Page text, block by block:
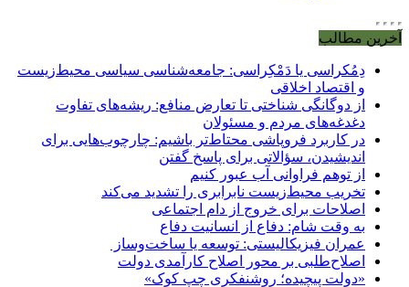
آخرین مطالب
دِمُکراسی یا دَمْکِراسی: جامعه‌شناسی سیاسی محیط‌زیست
و اقتصاد اخلاقی
از دوگانگی شناختی تا تعارض منافع: ریشه‌های تفاوت
دغدغه‌های مردم و مسئولان
در کاربرد فروپاشی محتاط‌تر باشیم: چارچوب‌هایی برای
اندیشیدن، سؤالاتی برای پاسخ گفتن
از توهم فراوانی آب عبور کنیم
تخریب محیط‌زیست نابرابری را تشدید می‌کند
اصلاحات برای خروج از دام اجتماعی
به وقت شام: دفاع از انسانیت دفاع
عمران فیزیکالیستی: توسعه یا ساخت‌وساز
اصلاح‌طلبی بر محور اصلاح کارآمدی دولت
«دولت پیچیده؛ روشنفکری چپ کوک»